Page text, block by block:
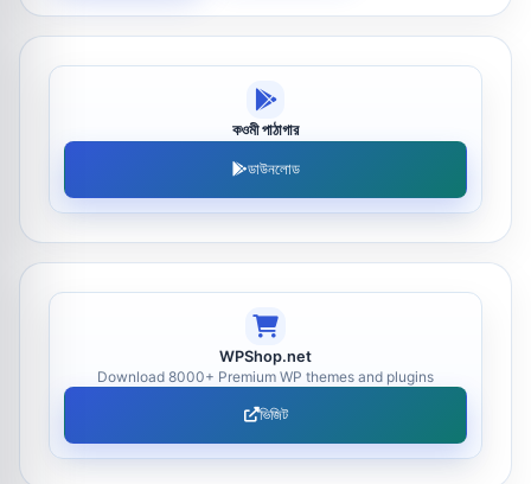
কওমী পাঠাগার
ডাউনলোড
WPShop.net
Download 8000+ Premium WP themes and plugins
ভিজিট